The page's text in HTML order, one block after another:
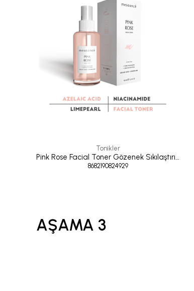
Tonikler
Pink Rose Facial Toner Gözenek Sıkılaştırıcı Aydınlatıcı Tonik 100 ml
8682190824929
AŞAMA 3